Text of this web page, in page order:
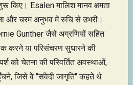
किए। Esalen मालिश मानव क्षमता
और चरम अनुभव में रुचि से उभरी।
Gunther जैसे अग्रणियों सहित
करने या परिसंचरण सुधारने की
को चेतना की परिवर्तित अवस्थाओं,
जिसे वे "संवेदी जागृति" कहते थे